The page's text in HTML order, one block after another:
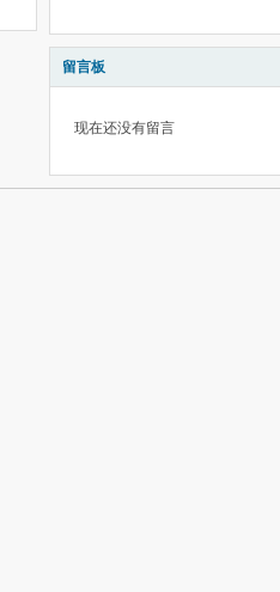
留言板
现在还没有留言